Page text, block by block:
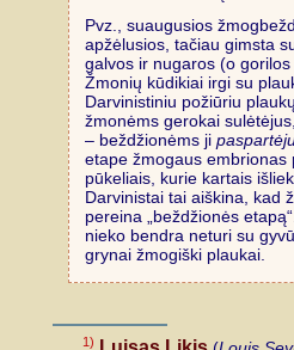
Pvz., suaugusios
apžėlusios, tačiau gimsta
galvos ir nugaros (o gorilos
Žmonių kūdikiai irgi su
Darvinistiniu požiūriu
žmonėms gerokai
– beždžionėms ji
etape žmogaus embrionas
pūkeliais, kurie kartais
Darvinistai tai aiškina, kad
pereina „beždžionės
nieko bendra neturi su
grynai žmogiški plaukai.
1)